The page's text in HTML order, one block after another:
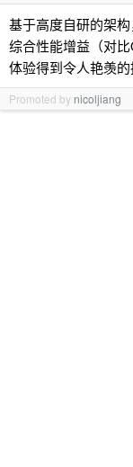
基于高度自研的架
综合性能增益（对
体验得到令人艳羡的
Promoted by nicoljiang